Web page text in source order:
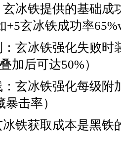
冰铁提供的基础成
+5玄冰铁成功率
玄冰铁强化失败时
加后可达50%）
玄冰铁强化每级附
击率）
铁获取成本是黑铁